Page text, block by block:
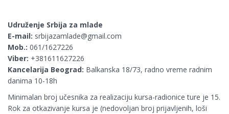
Udruženje Srbija za mlade
E-mail: srbijazamlade@gmail.com
Mob.: 061/1627226
Viber: +381611627226
Kancelarija Beograd: Balkanska 18/73, radno vreme radnim
danima 10-18h
Minimalan broj učesnika za realizaciju kursa-radionice ture je 15.
Rok za otkazivanje kursa je (nedovoljan broj prijavljenih, loši